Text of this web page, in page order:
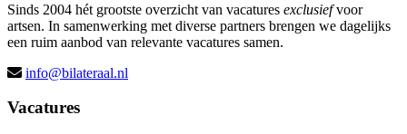
Sinds 2004 hét grootste overzicht van vacatures exclusiefvoor
artsen. In samenwerking met diverse partners brengen we dagelijks
een ruim aanbod van relevante vacatures samen.
info@bilateraal.nl
Vacatures